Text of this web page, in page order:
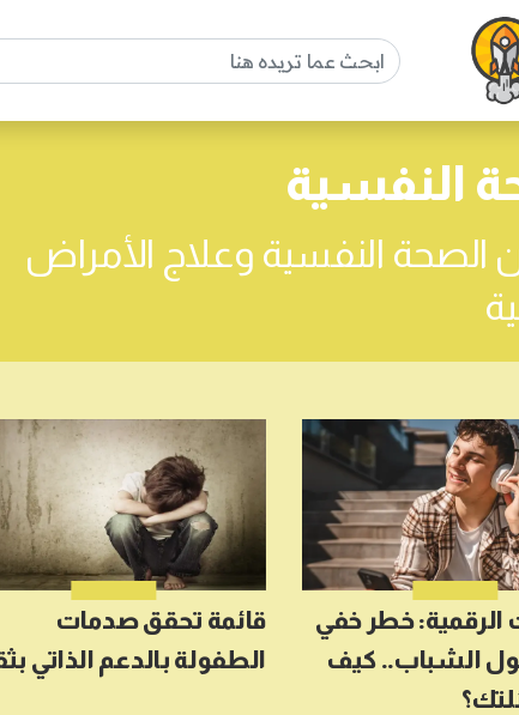
النفسية
الصحة النفسية وعلاج الأمراض
الرقمية: خطر خفي
الشباب.. كيف
قائمة تحقق صدمات
الطفولة بالدعم الذاتي